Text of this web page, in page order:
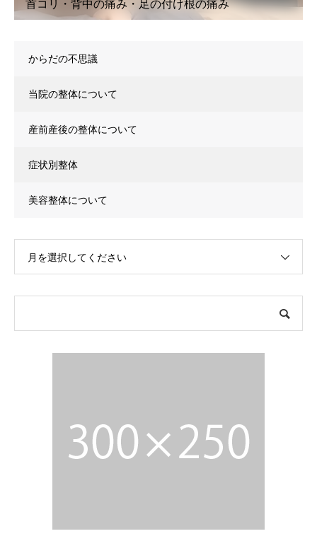
こり・首こり・頭痛・眼精疲労
からだの不思議
当院の整体について
産前産後の整体について
症状別整体
美容整体について
月を選択してください